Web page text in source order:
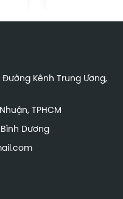
Đường Kênh Trung Ương,
TPHCM
Dương